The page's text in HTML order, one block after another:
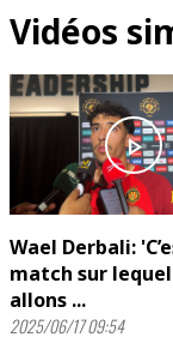
Vidéos
play_arrow
Wael Derbali:
match sur
allons ...
2025/06/17 09:54